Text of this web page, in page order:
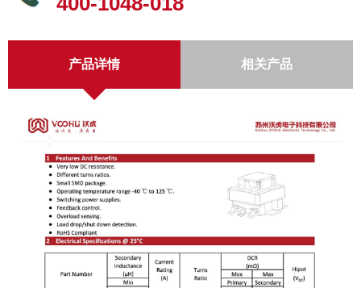
产品详情 相关产品